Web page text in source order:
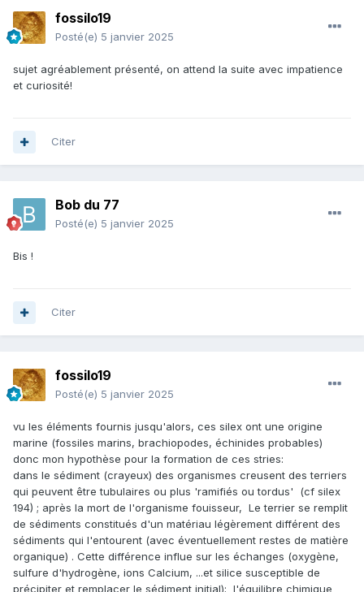
fossilo19
Posté(e) 5 janvier 2025
sujet agréablement présenté, on attend la suite avec impatience
et curiosité!
Citer
Bob du 77
Posté(e) 5 janvier 2025
Bis !
Citer
fossilo19
Posté(e) 5 janvier 2025
vu les éléments fournis jusqu'alors, ces silex ont une origine
marine (fossiles marins, brachiopodes, échinides probables)
donc mon hypothèse pour la formation de ces stries:
dans le sédiment (crayeux) des organismes creusent des terriers
qui peuvent être tubulaires ou plus 'ramifiés ou tordus' (cf silex
194) ; après la mort de l'organisme fouisseur, Le terrier se remplit
de sédiments constitués d'un matériau légèrement différent des
sédiments qui l'entourent (avec éventuellement restes de matière
organique) . Cette différence influe sur les échanges (oxygène,
sulfure d'hydrogène, ions Calcium, ...et silice susceptible de
précipiter et remplacer le sédiment initial); l'équilibre chimique